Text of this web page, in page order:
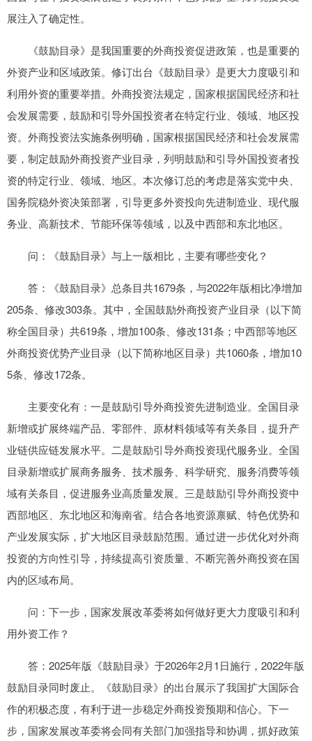
展注入了确定性。
《鼓励目录》是我国重要的外商投资促进政策，也是重要的
外资产业和区域政策。修订出台《鼓励目录》是更大力度吸引和
利用外资的重要举措。外商投资法规定，国家根据国民经济和社
会发展需要，鼓励和引导外国投资者在特定行业、领域、地区投
资。外商投资法实施条例明确，国家根据国民经济和社会发展需
要，制定鼓励外商投资产业目录，列明鼓励和引导外国投资者投
资的特定行业、领域、地区。本次修订总的考虑是落实党中央、
国务院稳外资决策部署，引导更多外资投向先进制造业、现代服
务业、高新技术、节能环保等领域，以及中西部和东北地区。
问：《鼓励目录》与上一版相比，主要有哪些变化？
答：《鼓励目录》总条目共1679条，与2022年版相比净增加
205条、修改303条。其中，全国鼓励外商投资产业目录（以下简
称全国目录）共619条，增加100条、修改131条；中西部等地区
外商投资优势产业目录（以下简称地区目录）共1060条，增加10
5条、修改172条。
主要变化有：一是鼓励引导外商投资先进制造业。全国目录
新增或扩展终端产品、零部件、原材料领域等有关条目，提升产
业链供应链发展水平。二是鼓励引导外商投资现代服务业。全国
目录新增或扩展商务服务、技术服务、科学研究、服务消费等领
域有关条目，促进服务业高质量发展。三是鼓励引导外商投资中
西部地区、东北地区和海南省。结合各地资源禀赋、特色优势和
产业发展实际，扩大地区目录鼓励范围。通过进一步优化对外商
投资的方向性引导，持续提高引资质量、不断完善外商投资在国
内的区域布局。
问：下一步，国家发展改革委将如何做好更大力度吸引和利
用外资工作？
答：2025年版《鼓励目录》于2026年2月1日施行，2022年版
鼓励目录同时废止。《鼓励目录》的出台展示了我国扩大国际合
作的积极态度，有利于进一步稳定外商投资预期和信心。下一
步，国家发展改革委将会同有关部门加强指导和协调，抓好政策